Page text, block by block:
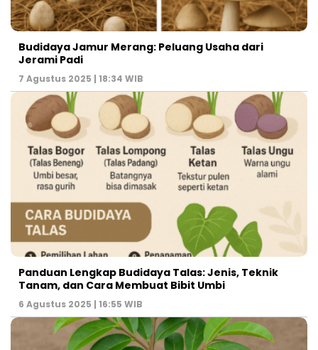
Budidaya Jamur Merang: Peluang Usaha dari
Jerami Padi
7 Agustus 2025 | 18:34 WIB
Panduan Lengkap Budidaya Talas: Jenis, Teknik
Tanam, dan Cara Membuat Bibit Umbi
6 Agustus 2025 | 16:55 WIB